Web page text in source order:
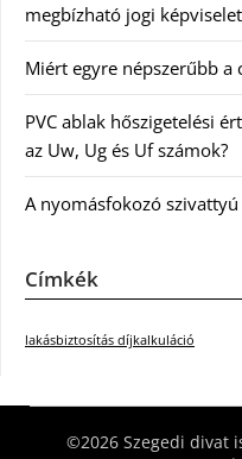
megbízható jogi képviselet
Miért egyre népszerűbb a
PVC ablak hőszigetelési
az Uw, Ug és Uf számok?
A nyomásfokozó
Címkék
lakásbiztosítás díjkalkuláció
©2026 Szegedi divat